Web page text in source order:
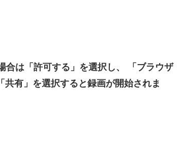
合は「許可する」を選択し、 「ブラウザ
有」を選択すると録画が開始されま